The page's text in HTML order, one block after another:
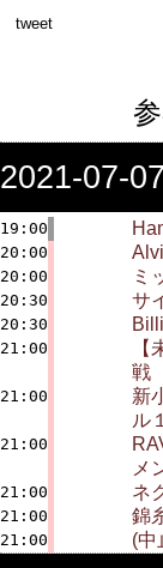
tweet
2021-07-
19:00
20:00
20:00 ミ
20:30 サ
20:30
21:00
戦
21:00
新
ル
21:00
メ
21:00 ネ
21:00 錦
21:00 (中